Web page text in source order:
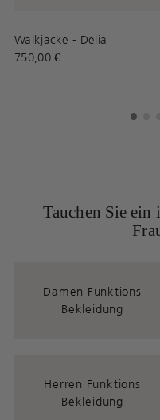
Walkjacke - Delia
750,00 €
Tauchen Sie
Damen Funktions
Bekleidung
Herren Funktions
Bekleidung